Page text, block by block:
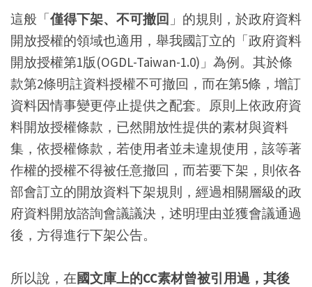
這般「僅得下架、不可撤回 」的規則，於政府資料
開放授權的領域也適用，舉我國訂立的「政府資料
開放授權第1版(OGDL-Taiwan-1.0)」為例。其於條
款第2條明註資料授權不可撤回，而在第5條，增訂
資料因情事變更停止提供之配套。原則上依政府資
料開放授權條款，已然開放性提供的素材與資料
集，依授權條款，若使用者並未違規使用，該等著
作權的授權不得被任意撤回，而若要下架，則依各
部會訂立的開放資料下架規則，經過相關層級的政
府資料開放諮詢會議議決，述明理由並獲會議通過
後，方得進行下架公告。
所以說，在國文庫上的CC素材曾被引用過，其後